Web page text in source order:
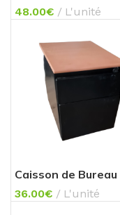
48.00€ L'unité
Caisson de Bureau
36.00€ L'unité